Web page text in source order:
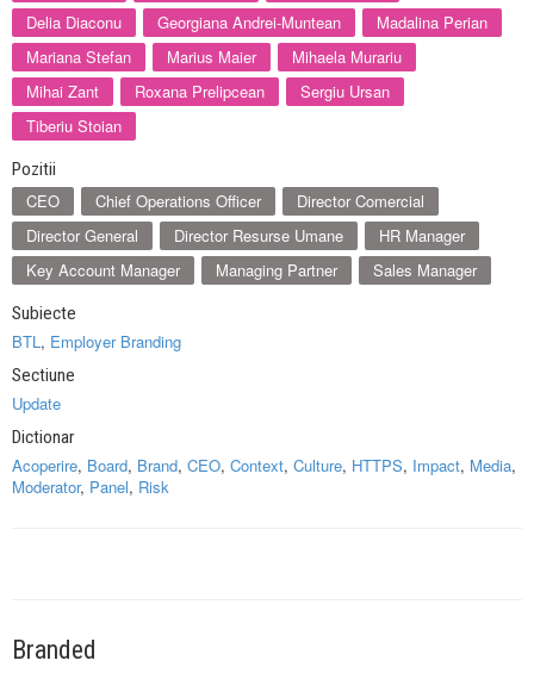
Delia Diaconu
Georgiana Andrei-Muntean
Madalina Perian
Mariana Stefan
Marius Maier
Mihaela Murariu
Mihai Zant
Roxana Prelipcean
Sergiu Ursan
Tiberiu Stoian
Pozitii
CEO Chief Operations Officer
Director Comercial
Director General
Director Resurse Umane
HR Manager
Key Account Manager
Managing Partner Sales Manager
Subiecte
BTL , Employer Branding
Sectiune
Update
Dictionar
Acoperire, Board, Brand, CEO, Context, Culture, HTTPS, Impact, Media,
Moderator, Panel, Risk
Branded